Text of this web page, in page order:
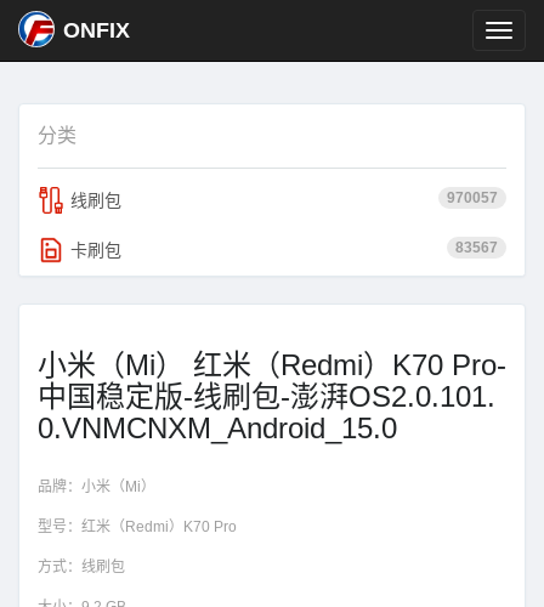
ONFIX
分类
970057
线刷包
83567
卡刷包
小米（Mi） 红米（Redmi）K70 Pro-
中国稳定版-线刷包-澎湃OS2.0.101.
0.VNMCNXM_Android_15.0
品牌： 小米（Mi）
型号： 红米（Redmi）K70 Pro
方式： 线刷包